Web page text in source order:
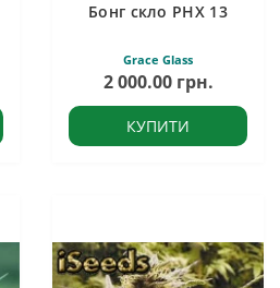
Бонг скло PHX 13
Grace Glass
2 000.00 грн.
КУПИТИ